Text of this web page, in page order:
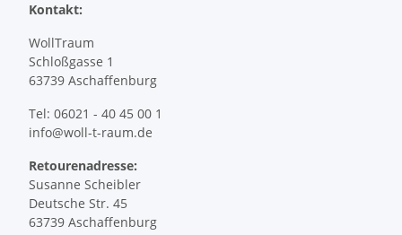
Kontakt:
WollTraum
Schloßgasse 1
63739 Aschaffenburg
Tel: 06021 - 40 45 00 1
info@woll-t-raum.de
Retourenadresse:
Susanne Scheibler
Deutsche Str. 45
63739 Aschaffenburg